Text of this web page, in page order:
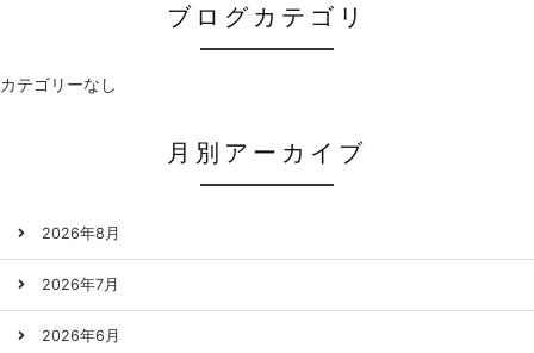
ブログカテゴリ
カテゴリーなし
月別アーカイブ
2026年8月
2026年7月
2026年6月